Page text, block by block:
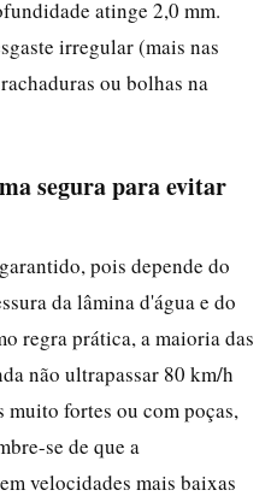
atinge 2,0 mm.
irregular (mais nas
ou bolhas na
segura para evitar
pois depende do
da lâmina d'água e do
regra prática, a maioria das
não ultrapassar 80 km/h
muito fortes ou com poças,
se de que a
velocidades mais baixas